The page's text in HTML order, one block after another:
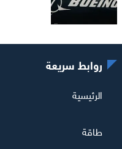
روابط سريعة
الرئيسية
طاقة